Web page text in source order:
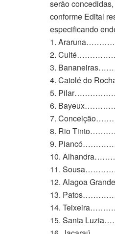
serão
conforme Edital
especificando
1.
2.
3.
4. Catolé do
5.
6.
7.
8. Rio
9.
10.
11.
12. Alagoa
13.
14.
15. Santa